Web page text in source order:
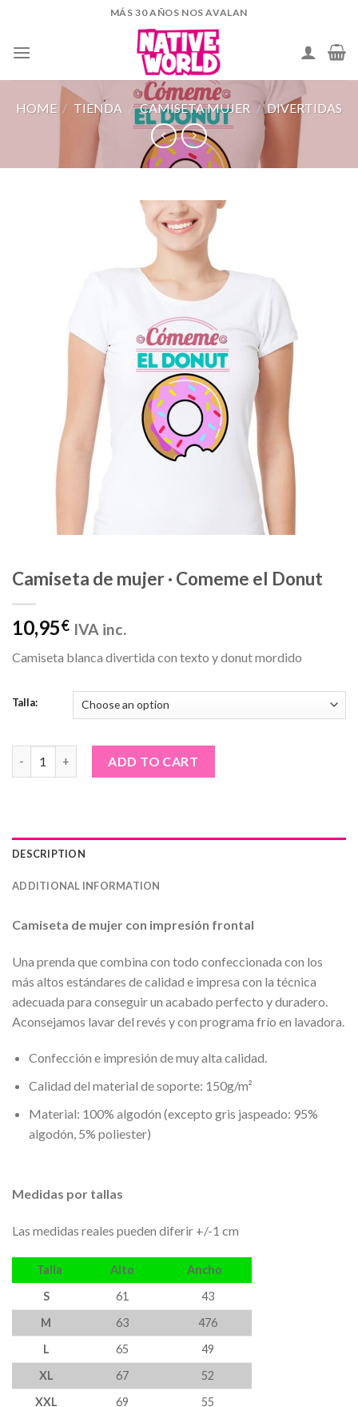
content
MÁS 30 AÑOS NOS AVALAN
HOME / TIENDA / CAMISETA MUJER / DIVERTIDAS
Camiseta de mujer · Comeme el Donut
10,95€ IVA inc.
Camiseta blanca divertida con texto y donut mordido
Talla:
ADD TO CART
DESCRIPTION
ADDITIONAL INFORMATION
Camiseta de mujer con impresión frontal
Una prenda que combina con todo confeccionada con los
más altos estándares de calidad e impresa con la técnica
adecuada para conseguir un acabado perfecto y duradero.
Aconsejamos lavar del revés y con programa frío en lavadora.
Confección e impresión de muy alta calidad.
Calidad del material de soporte: 150g/m²
Material: 100% algodón (excepto gris jaspeado: 95%
algodón, 5% poliester)
Medidas por tallas
Las medidas reales pueden diferir +/-1 cm
Talla Alto
Ancho
S
61
43
M
63
476
L
65
49
XL
67
52
XXL
69 55